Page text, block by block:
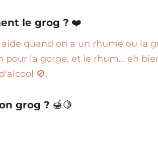
le grog ? ❤️
quand on a un rhume ou la
la gorge, et le rhum... eh
🚫.
grog ? 🍯🍋